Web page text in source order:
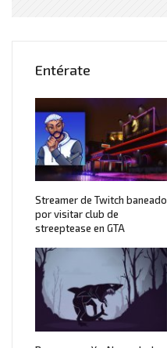
Entérate
Streamer de Twitch baneado
por visitar club de
streeptease en GTA